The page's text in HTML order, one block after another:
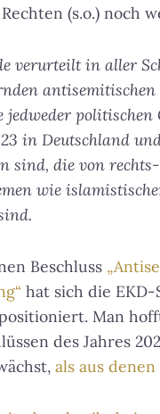
(s.o.) noch
verurteilt in aller
jedweder politischen
in Deutschland
sind, die von
wie
Beschluss
hat sich die EKD-
Man
des Jahres
als aus